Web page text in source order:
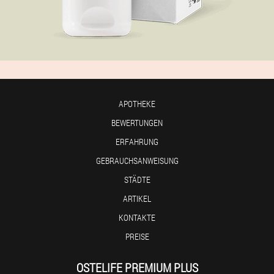
APOTHEKE
BEWERTUNGEN
ERFAHRUNG
GEBRAUCHSANWEISUNG
STÄDTE
ARTIKEL
KONTAKTE
PREISE
OSTELIFE PREMIUM PLUS